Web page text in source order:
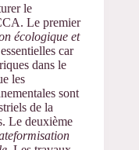
le
Le premier
écologique et
car
dans le
les
sont
de la
Le deuxième